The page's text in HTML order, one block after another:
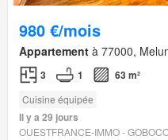
980 €/mois
Appartement à 77000,
3 1 63 m²
Cuisine équipée
Il y a 29 jours
OUESTFRANCE-IMMO -